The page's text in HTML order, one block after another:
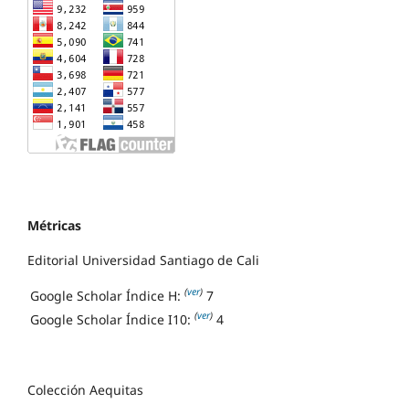
Métricas
Editorial Universidad Santiago de Cali
Google Scholar Índice H: (ver) 7
Google Scholar Índice I10: (ver) 4
Colección Aequitas